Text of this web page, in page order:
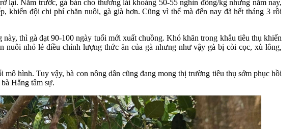
lại. Năm trước, gà bán cho thương lái khoảng 50-55 nghìn đồng/kg nhưng năm nay,
đội chi phí chăn nuôi, gà già hơn. Cũng vì thế mà đến nay đã hết tháng 3 rồi
thì gà đạt 90-100 ngày tuổi mới xuất chuồng. Khó khăn trong khâu tiêu thụ khiến
nuôi nhỏ lẻ điều chỉnh lượng thức ăn của gà nhưng như vậy gà bị còi cọc, xù lông,
hình. Tuy vậy, bà con nông dân cũng đang mong thị trường tiêu thụ sớm phục hồi
Hằng tâm sự.